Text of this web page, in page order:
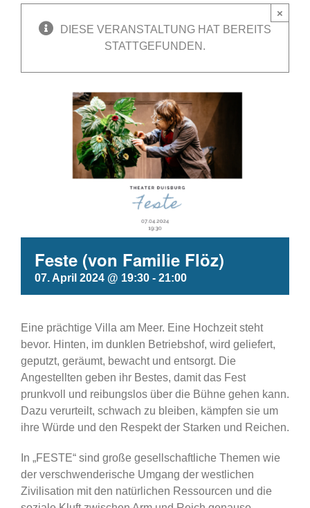
DIESE VERANSTALTUNG HAT BEREITS
STATTGEFUNDEN.
×
Feste (von Familie Flöz)
07. April 2024 @ 19:30 - 21:00
Eine prächtige Villa am Meer. Eine Hochzeit steht
bevor. Hinten, im dunklen Betriebshof, wird geliefert,
geputzt, geräumt, bewacht und entsorgt. Die
Angestellten geben ihr Bestes, damit das Fest
prunkvoll und reibungslos über die Bühne gehen kann.
Dazu verurteilt, schwach zu bleiben, kämpfen sie um
ihre Würde und den Respekt der Starken und Reichen.
In „FESTE“ sind große gesellschaftliche Themen wie
der verschwenderische Umgang der westlichen
Zivilisation mit den natürlichen Ressourcen und die